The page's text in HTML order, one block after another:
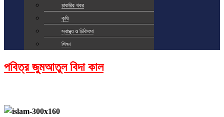
চাকরির খবর
কৃষি
স্বাস্থ্য ও চিকিৎসা
শিক্ষা
পবিত্র জুমআতুল বিদা কাল